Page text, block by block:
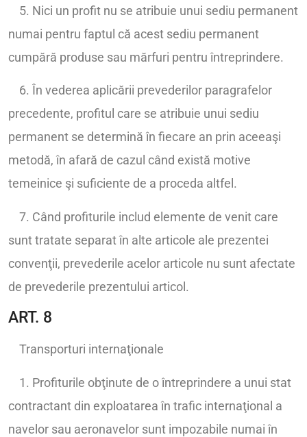
5. Nici un profit nu se atribuie unui sediu permanent
numai pentru faptul că acest sediu permanent
cumpără produse sau mărfuri pentru întreprindere.
6. În vederea aplicării prevederilor paragrafelor
precedente, profitul care se atribuie unui sediu
permanent se determină în fiecare an prin aceeaşi
metodă, în afară de cazul când există motive
temeinice şi suficiente de a proceda altfel.
7. Când profiturile includ elemente de venit care
sunt tratate separat în alte articole ale prezentei
convenţii, prevederile acelor articole nu sunt afectate
de prevederile prezentului articol.
ART. 8
Transporturi internaţionale
1. Profiturile obţinute de o întreprindere a unui stat
contractant din exploatarea în trafic internaţional a
navelor sau aeronavelor sunt impozabile numai în